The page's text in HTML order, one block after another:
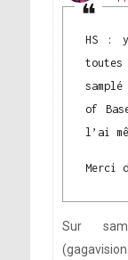
HS :
toutes
of
l’ai
Merci
Sur